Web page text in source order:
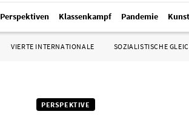
Perspektiven Klassenkampf Pandemie
VIERTE INTERNATIONALE SOZIALISTISCHE
PERSPEKTIVE